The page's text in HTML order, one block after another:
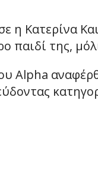
η Κατερίνα
παιδί της,
Alpha